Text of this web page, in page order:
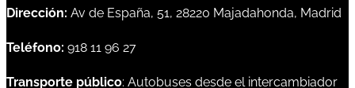
Dirección: Av de España, 51, 28220 Majadahonda, Madrid
Teléfono: 918 11 96 27
Transporte público: Autobuses desde el intercambiador